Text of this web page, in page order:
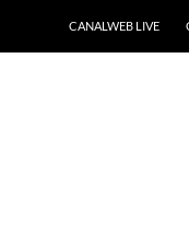
CANALWEB LIVE